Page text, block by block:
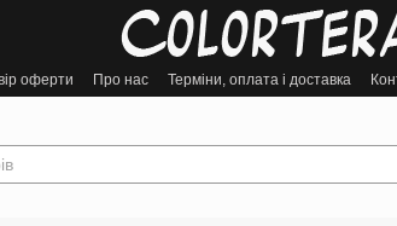
оферти Про нас Терміни, оплата і доставка